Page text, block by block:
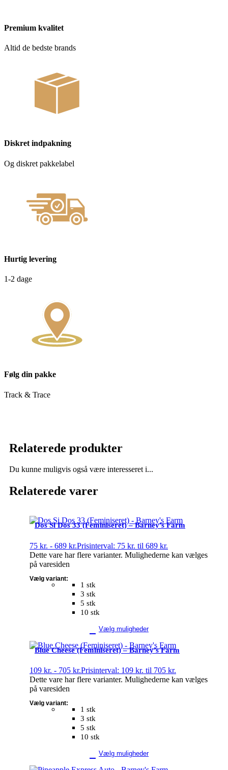
Premium kvalitet
Altid de bedste brands
Diskret indpakning
Og diskret pakkelabel
Hurtig levering
1-2 dage
Følg din pakke
Track & Trace
Relaterede produkter
Du kunne muligvis også være interesseret i...
Relaterede varer
Dos Si Dos 33 (Feminiseret) – Barney’s Farm
75 kr. - 689 kr.Prisinterval: 75 kr. til 689 kr.
1 stk
3 stk
5 stk
10 stk
Vælg variant:
Vælg muligheder
Dette vare har flere varianter. Mulighederne kan vælges
på varesiden
Blue Cheese (Feminiseret) – Barney’s Farm
109 kr. - 705 kr.Prisinterval: 109 kr. til 705 kr.
1 stk
3 stk
5 stk
10 stk
Vælg variant:
Vælg muligheder
Dette vare har flere varianter. Mulighederne kan vælges
på varesiden